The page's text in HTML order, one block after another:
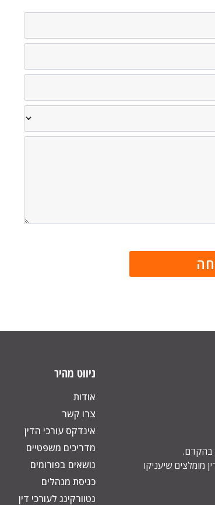
בהקדם.
מומלצים שיעניקו
ניווט מהיר
אודות
צרו קשר
אינדקס עורכי הדין
מדריכים משפטיים
נושאים בפורומים
כניסת מנהלים
נטוורקינג לעורכי דין